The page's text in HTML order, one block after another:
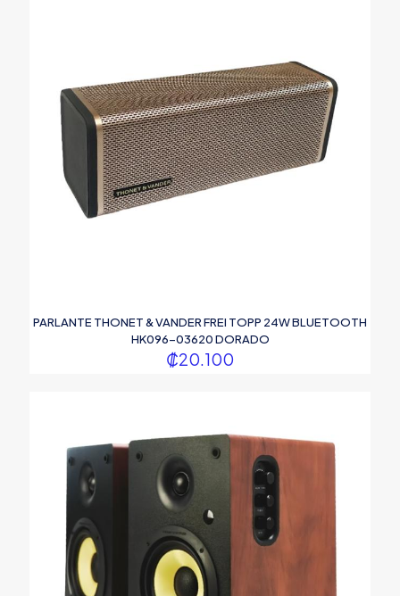
PARLANTE THONET & VANDER FREI TOPP 24W BLUETOOTH
HK096-03620 DORADO
₡20.100